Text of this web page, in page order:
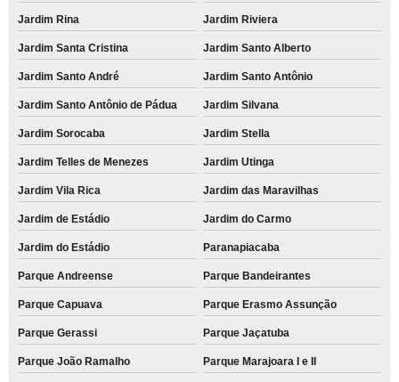
Jardim Rina Jardim Riviera
Jardim Santa Cristina Jardim Santo Alberto
Jardim Santo André Jardim Santo Antônio
Jardim Santo Antônio de Pádua Jardim Silvana
Jardim Sorocaba Jardim Stella
Jardim Telles de Menezes Jardim Utinga
Jardim Vila Rica Jardim das Maravilhas
Jardim de Estádio Jardim do Carmo
Jardim do Estádio Paranapiacaba
Parque Andreense Parque Bandeirantes
Parque Capuava Parque Erasmo Assunção
Parque Gerassi Parque Jaçatuba
Parque João Ramalho Parque Marajoara I e II